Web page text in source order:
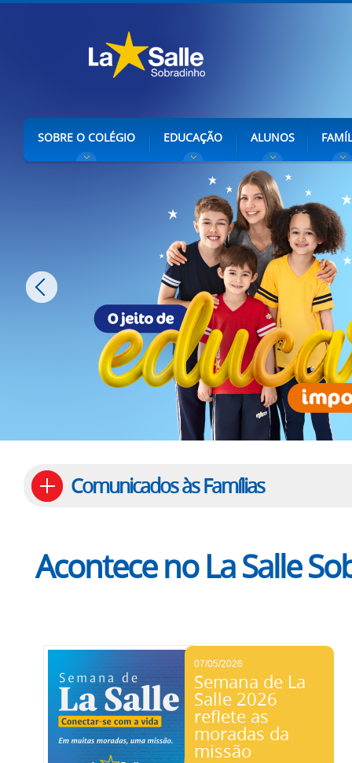
SOBRE O COLÉGIO EDUCAÇÃO ALUNOS
Comunicados às Famílias
Acontece no La Salle
07/05/2026
Semana de La
Salle 2026
reflete as
moradas da
missão